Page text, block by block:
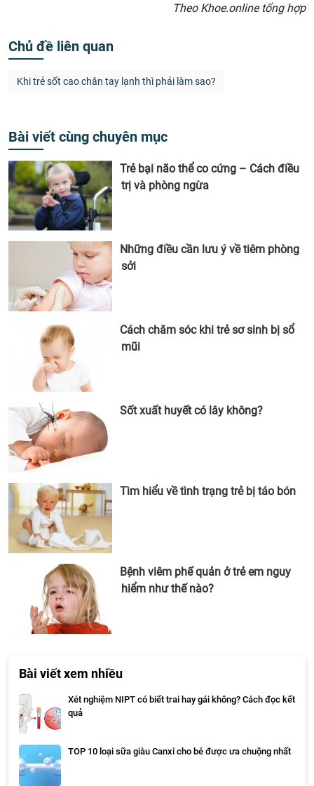
Theo Khoe.online tổng hợp
Chủ đề liên quan
Khi trẻ sốt cao chân tay lạnh thì phải làm sao?
Bài viết cùng chuyên mục
Trẻ bại não thể co cứng – Cách điều
trị và phòng ngừa
Những điều cần lưu ý về tiêm phòng
sởi
Cách chăm sóc khi trẻ sơ sinh bị sổ
mũi
Sốt xuất huyết có lây không?
Tìm hiểu về tình trạng trẻ bị táo bón
Bệnh viêm phế quản ở trẻ em nguy
hiểm như thế nào?
Bài viết xem nhiều
Xét nghiệm NIPT có biết trai hay gái không? Cách đọc kết
quả
TOP 10 loại sữa giàu Canxi cho bé được ưa chuộng nhất